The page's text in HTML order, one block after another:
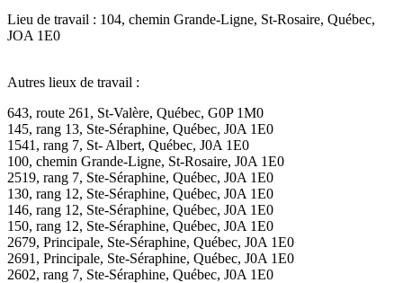
Lieu de travail : 104, chemin Grande-Ligne, St-Rosaire, Québec,
JOA 1E0
Autres lieux de travail :
643, route 261, St-Valère, Québec, G0P 1M0
145, rang 13, Ste-Séraphine, Québec, J0A 1E0
1541, rang 7, St- Albert, Québec, J0A 1E0
100, chemin Grande-Ligne, St-Rosaire, J0A 1E0
2519, rang 7, Ste-Séraphine, Québec, J0A 1E0
130, rang 12, Ste-Séraphine, Québec, J0A 1E0
146, rang 12, Ste-Séraphine, Québec, J0A 1E0
150, rang 12, Ste-Séraphine, Québec, J0A 1E0
2679, Principale, Ste-Séraphine, Québec, J0A 1E0
2691, Principale, Ste-Séraphine, Québec, J0A 1E0
2602, rang 7, Ste-Séraphine, Québec, J0A 1E0